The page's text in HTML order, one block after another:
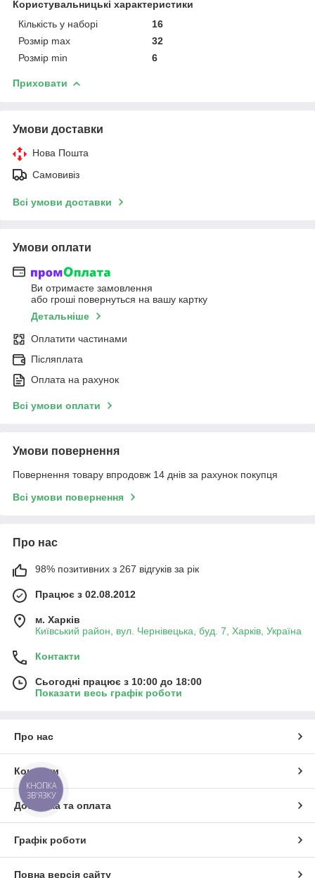
Користувальницькі характеристики
Кількість у наборі
16
Розмір max
32
Розмір min
6
Приховати
Умови доставки
Нова Пошта
Самовивіз
Всі умови доставки
Умови оплати
Ви отримаєте замовлення
або гроші повернуться на вашу картку
Детальніше
Оплатити частинами
Післяплата
Оплата на рахунок
Всі умови оплати
Умови повернення
Повернення товару впродовж 14 днів за рахунок покупця
Всі умови повернення
Про нас
98% позитивних з 267 відгуків за рік
Працює з 02.08.2012
м. Харків
Київський район, вул. Чернівецька, буд. 7, Харків, Україна
Контакти
Сьогодні працює з 10:00 до 18:00
Показати весь графік роботи
Про нас
Контакти
Доставка та оплата
Графік роботи
Повна версія сайту
КНОПКА
ЗВ'ЯЗКУ